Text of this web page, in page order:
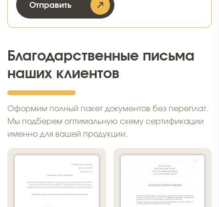
Отправить
Благодарственные письма
наших клиентов
Оформим полный пакет документов без переплат.
Мы подберем оптимальную схему сертификации
именно для вашей продукции.